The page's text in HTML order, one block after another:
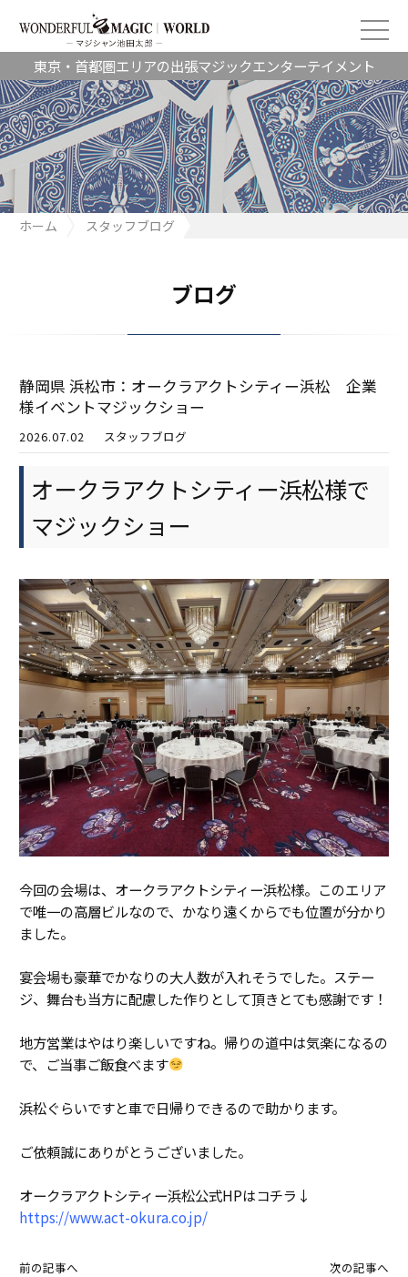
東京・首都圏エリアの出張マジックエンターテイメント
ホーム
スタッフブログ
ブログ
静岡県 浜松市：オークラアクトシティー浜松 企業
様イベントマジックショー
2026.07.02 スタッフブログ
オークラアクトシティー浜松様で
マジックショー
今回の会場は、オークラアクトシティー浜松様。このエリア
で唯一の高層ビルなので、かなり遠くからでも位置が分かり
ました。
宴会場も豪華でかなりの大人数が入れそうでした。ステー
ジ、舞台も当方に配慮した作りとして頂きとても感謝です！
地方営業はやはり楽しいですね。帰りの道中は気楽になるの
で、ご当事ご飯食べます
浜松ぐらいですと車で日帰りできるので助かります。
ご依頼誠にありがとうございました。
オークラアクトシティー浜松公式HPはコチラ↓
https://www.act-okura.co.jp/
前の記事へ 次の記事へ